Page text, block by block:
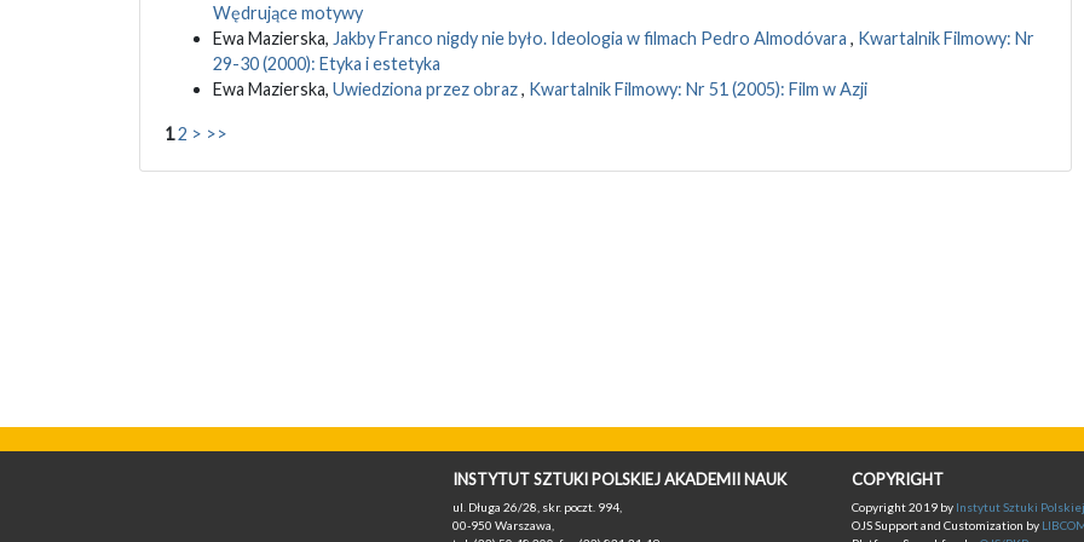
Wędrujące motywy
Ewa Mazierska, Jakby Franco nigdy nie było. Ideologia w filmach Pedro Almodóvara , Kwartalnik Filmowy: Nr
29-30 (2000): Etyka i estetyka
Ewa Mazierska, Uwiedziona przez obraz, Kwartalnik Filmowy: Nr 51 (2005): Film w Azji
1 2 > >>
INSTYTUT SZTUKI POLSKIEJ AKADEMII NAUK
ul. Długa 26/28, skr. poczt. 994,
00-950 Warszawa,
COPYRIGHT
Copyright 2019 by Instytut Sztuki
OJS Support and Customization by